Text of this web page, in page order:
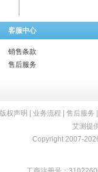
客服中心
销售条款
售后服务
版权声明 业务流程 售后服务
艾测提
Copyright 2007-